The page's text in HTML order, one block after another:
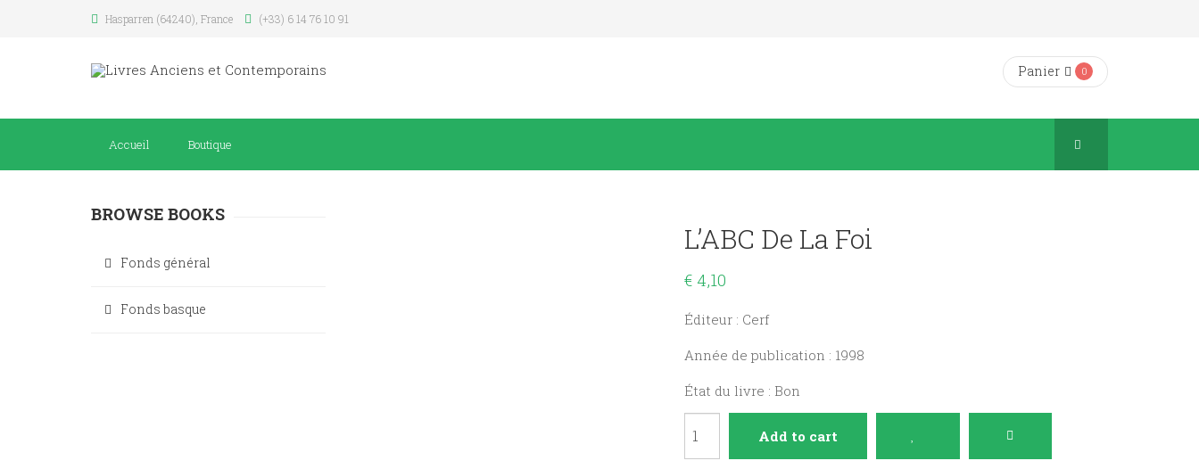
Hasparren (64240), France (+33) 6 14 76 10 91
Panier 0
Accueil Boutique
L’ABC De La Foi
€ 4,10
Éditeur : Cerf
Année de publication : 1998
État du livre : Bon
Add to cart
BROWSE BOOKS
Fonds général
Fonds basque